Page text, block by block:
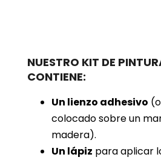
NUESTRO KIT DE
CONTIENE:
Un lienzo adhesivo
colocado sobre un
madera).
Un lápiz para aplicar